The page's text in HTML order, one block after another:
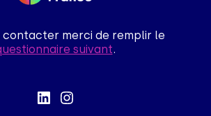
contacter merci de remplir le
suivant.